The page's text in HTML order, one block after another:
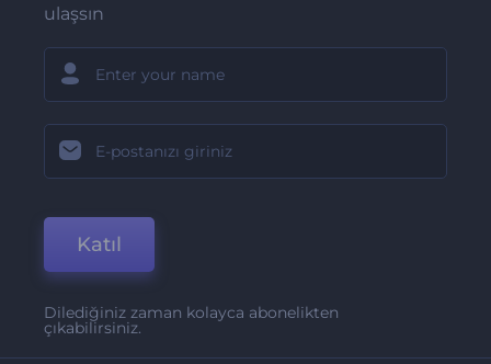
ulaşsın
Katıl
Dilediğiniz zaman kolayca abonelikten
çıkabilirsiniz.